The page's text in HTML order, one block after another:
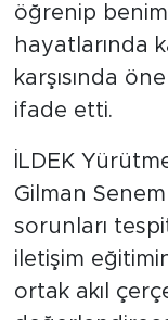
öğrenip
hayatlarında
karşısında
ifade etti.
İLDEK
Gilman
sorunları
iletişim
ortak akıl